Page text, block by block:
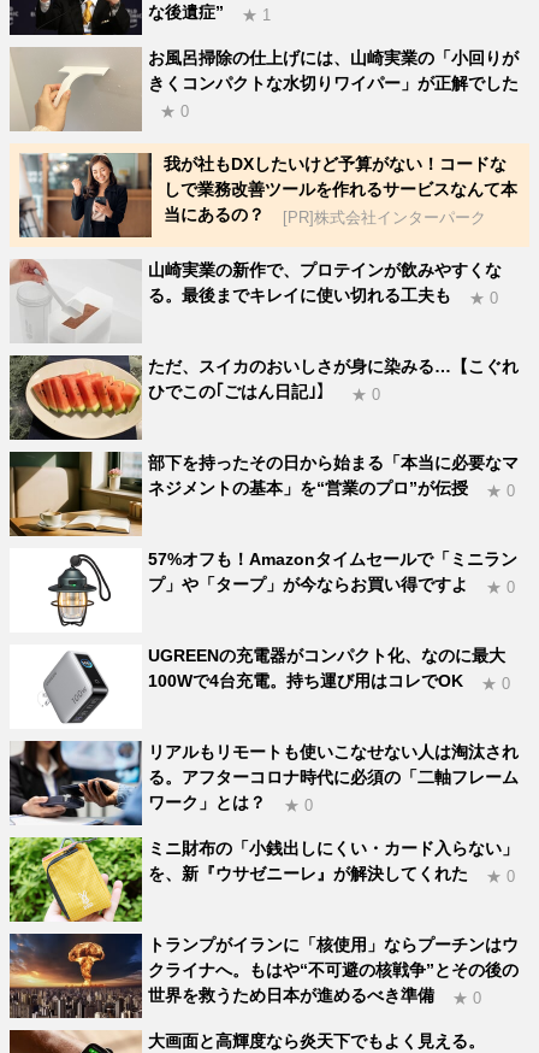
な後遺症”
★ 1
お風呂掃除の仕上げには、山崎実業の「小回りが
きくコンパクトな水切りワイパー」が正解でした
★ 0
我が社もDXしたいけど予算がない！コードな
しで業務改善ツールを作れるサービスなんて本
当にあるの？
[PR]株式会社インターパーク
山崎実業の新作で、プロテインが飲みやすくな
る。最後までキレイに使い切れる工夫も
★ 0
ただ、スイカのおいしさが身に染みる…【こぐれ
ひでこの｢ごはん日記｣】
★ 0
部下を持ったその日から始まる「本当に必要なマ
ネジメントの基本」を“営業のプロ”が伝授
★ 0
57%オフも！Amazonタイムセールで「ミニラン
プ」や「タープ」が今ならお買い得ですよ
★ 0
UGREENの充電器がコンパクト化、なのに最大
100Wで4台充電。持ち運び用はコレでOK
★ 0
リアルもリモートも使いこなせない人は淘汰され
る。アフターコロナ時代に必須の「二軸フレーム
ワーク」とは？
★ 0
ミニ財布の「小銭出しにくい・カード入らない」
を、新『ウサゼニーレ』が解決してくれた
★ 0
トランプがイランに「核使用」ならプーチンはウ
クライナへ。もはや“不可避の核戦争”とその後の
世界を救うため日本が進めるべき準備
★ 0
大画面と高輝度なら炎天下でもよく見える。